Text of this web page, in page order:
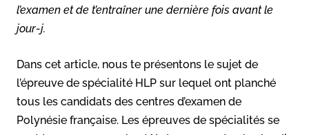
l’examen et de t’entraîner une dernière fois avant le
jour-j.
Dans cet article, nous te présentons le sujet de
l’épreuve de spécialité HLP sur lequel ont planché
tous les candidats des centres d’examen de
Polynésie française. Les épreuves de spécialités se